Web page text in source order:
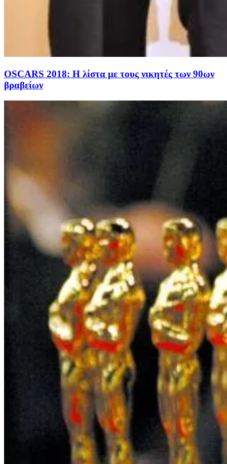
OSCARS 2018: Η λίστα με τους νικητές των 90ων
βραβείων